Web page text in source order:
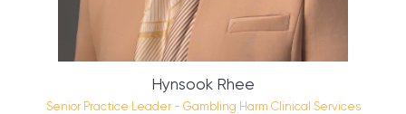
Hynsook Rhee
Senior Practice Leader - Gambling Harm Clinical Services